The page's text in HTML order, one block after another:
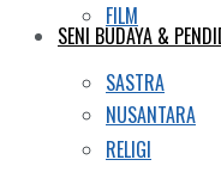
FILM
SASTRA
RELIGI
SENI BUDAYA &
NUSANTARA